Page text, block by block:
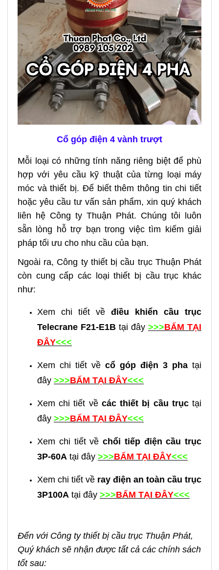
Cổ góp điện 4 vành trượt
Mỗi loại có những tính năng riêng biệt để phù
hợp với yêu cầu kỹ thuật của từng loại máy
móc và thiết bị. Để biết thêm thông tin chi tiết
hoặc yêu cầu tư vấn sản phẩm, xin quý khách
liên hệ Công ty Thuận Phát. Chúng tôi luôn
sẵn lòng hỗ trợ bạn trong việc tìm kiếm giải
pháp tối ưu cho nhu cầu của bạn.
Ngoài ra, Công ty thiết bị cầu trục Thuận Phát
còn cung cấp các loại thiết bị cầu trục khác
như:
Xem chi tiết về điều khiển cầu trục
Telecrane F21-E1B tại đây >>>BẤM TẠI
ĐÂY<<<
Xem chi tiết về cổ góp điện 3 pha tại
đây >>>BẤM TẠI ĐÂY<<<
Xem chi tiết về các thiết bị cầu trụctại
đây >>>BẤM TẠI ĐÂY<<<
Xem chi tiết về chổi tiếp điện cầu trục
3P-60A tại đây >>>BẤM TẠI ĐÂY<<<
Xem chi tiết về ray điện an toàn cầu trục
3P100A tại đây >>>BẤM TẠI ĐÂY<<<
Đến với Công ty thiết bị cầu trục Thuận Phát,
Quý khách sẽ nhận được tất cả các chính sách
tốt sau: